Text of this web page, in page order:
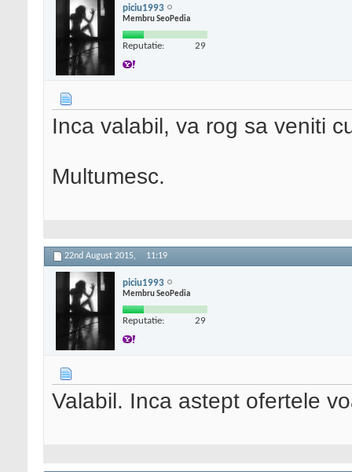
piciu1993
Membru SeoPedia
Reputatie: 29
Inca valabil, va rog sa veniti
Multumesc.
22nd August 2015, 11:19
piciu1993
Membru SeoPedia
Reputatie: 29
Valabil. Inca astept ofertele